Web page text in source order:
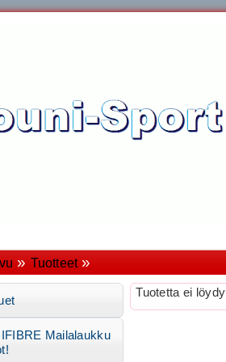
» Tuotteet»
Tuotetta ei
Mailalaukku